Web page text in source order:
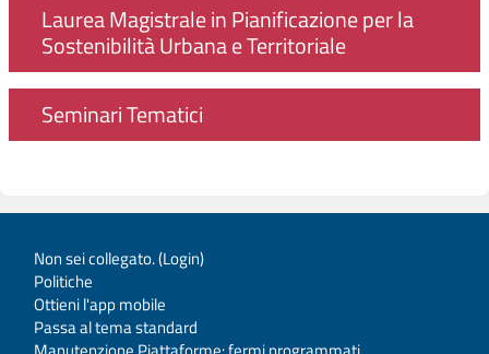
Laurea Magistrale in Pianificazione per la
Sostenibilità Urbana e Territoriale
Seminari Tematici
Non sei collegato. (Login)
Politiche
Ottieni l'app mobile
Passa al tema standard